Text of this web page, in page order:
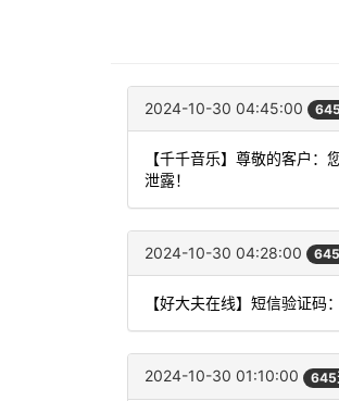
2024-10-30 04:45:00
【千千音乐】尊敬的客户
泄露！
2024-10-30 04:28:00
【好大夫在线】短信验证码
2024-10-30 01:10:00 645